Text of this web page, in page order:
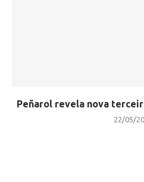
Peñarol revela nova
22/05/